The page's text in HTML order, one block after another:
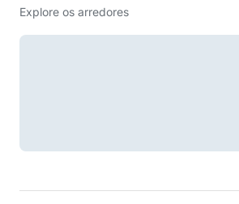
Explore os arredores